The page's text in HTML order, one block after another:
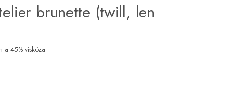
a 45% viskóza
brunette (twill, len